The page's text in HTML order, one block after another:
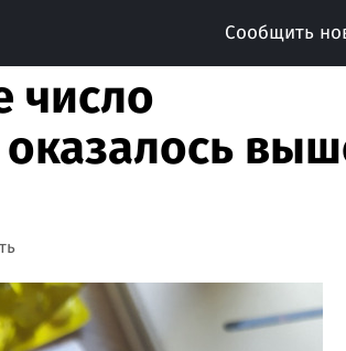
Сообщить
число